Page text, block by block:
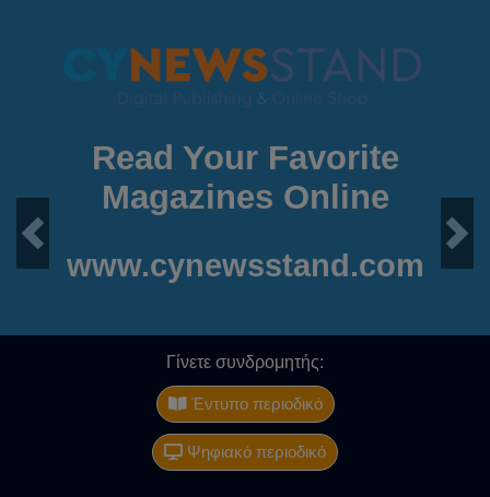
Read Your Favorite
Magazines Online
Next
www.cynewsstand.com
Γίνετε συνδρομητής:
Έντυπο περιοδικό
Ψηφιακό περιοδικό